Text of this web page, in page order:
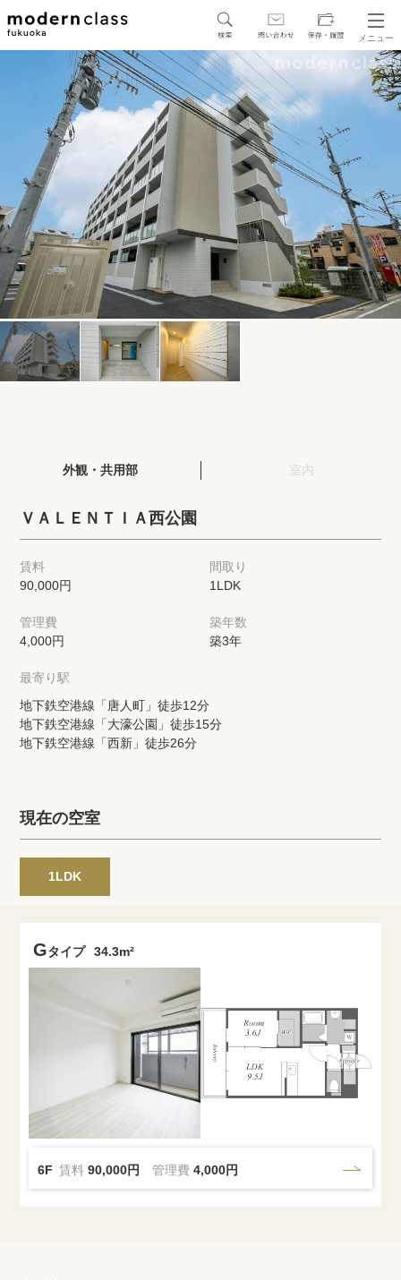
メニュー
SEARCH
地図から探す 駅・路線から探す
区から探す
人気エリアから探す
アクセスランキング
保存した検索条件
店舗・スタッフ紹介
希望条件を伝えてプロに探してもらう
来店予約
各種お問い合わせ
高級賃貸物件コラム
プライバシーポリシー
外観・共用部 室内
ＶＡＬＥＮＴＩＡ西公園
賃料
90,000円
間取り
1LDK
管理費
4,000円
築年数
築3年
最寄り駅
地下鉄空港線「唐人町」徒歩12分
地下鉄空港線「大濠公園」徒歩15分
地下鉄空港線「西新」徒歩26分
現在の空室
1LDK
Gタイプ 34.3m²
6F 賃料90,000円 管理費4,000円